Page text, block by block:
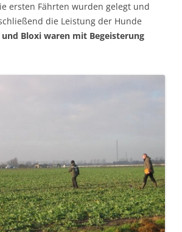
ersten Fährten wurden gelegt und
die Leistung der Hunde
und Bloxi waren mit Begeisterung